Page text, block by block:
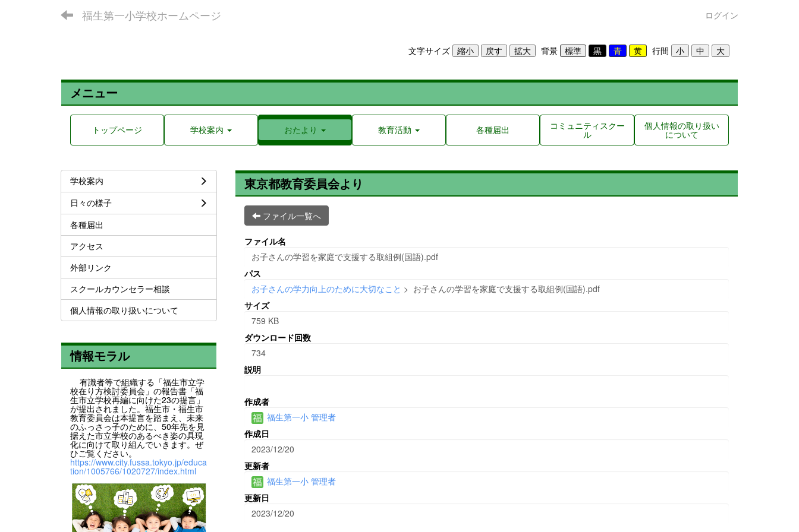
福生第一小学校ホームページ ログイン
文字サイズ 背景 行間
メニュー
トップページ 学校案内 おたより 教育活動 各種届出 コミュニティスクー
ル
個人情報の取り扱い
について
東京都教育委員会より
ファイル一覧へ
ファイル名
お子さんの学習を家庭で支援する取組例(国語).pdf
パス
お子さんの学力向上のために大切なこと > お子さんの学習を家庭で支援する取組例(国語).pdf
サイズ
759 KB
ダウンロード回数
734
説明
作成者
福生第一小 管理者
作成日
2023/12/20
更新者
福生第一小 管理者
更新日
2023/12/20
学校案内
日々の様子
各種届出
アクセス
外部リンク
スクールカウンセラー相談
個人情報の取り扱いについて
情報モラル
有識者等で組織する「福生市立学
校在り方検討委員会」の報告書「福
生市立学校再編に向けた23の提言」
が提出されました。福生市・福生市
教育委員会は本提言を踏まえ、未来
のふっさっ子のために、50年先を見
据えた市立学校のあるべき姿の具現
化に向けて取り組んでいきます。ぜ
ひご覧ください。
https://www.city.fussa.tokyo.jp/educa
tion/1005766/1020727/index.html